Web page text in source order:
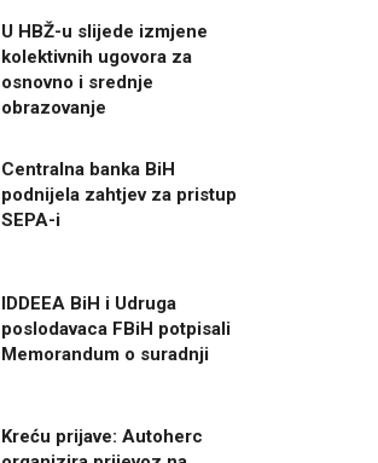
U HBŽ-u slijede izmjene
kolektivnih ugovora za
osnovno i srednje
obrazovanje
Centralna banka BiH
podnijela zahtjev za pristup
SEPA-i
IDDEEA BiH i Udruga
poslodavaca FBiH potpisali
Memorandum o suradnji
Kreću prijave: Autoherc